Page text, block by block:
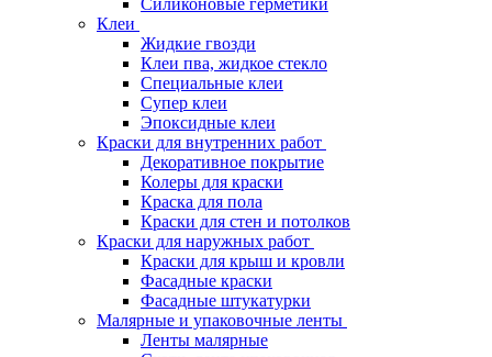
Клеи
Жидкие гвозди
Клеи пва, жидкое стекло
Специальные клеи
Супер клеи
Эпоксидные клеи
Краски для внутренних работ
Декоративное покрытие
Колеры для краски
Краска для пола
Краски для стен и потолков
Краски для наружных работ
Краски для крыш и кровли
Фасадные краски
Фасадные штукатурки
Малярные и упаковочные ленты
Ленты малярные